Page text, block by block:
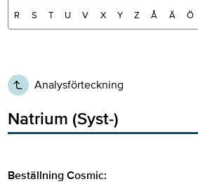
R S T U V X Y Z Å Ä Ö
Analysförteckning
Natrium (Syst-)
Beställning Cosmic: